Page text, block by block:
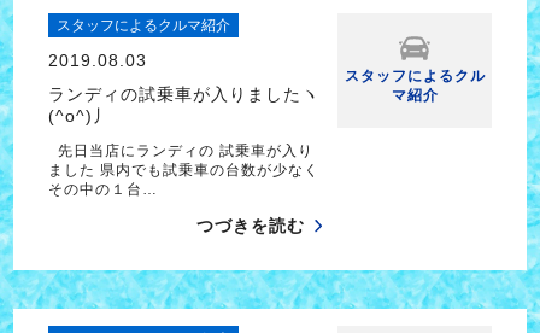
スタッフによるクルマ紹介
2019.08.03
ランディの試乗車が入りましたヽ
(^o^)丿
先日当店にランディの 試乗車が入り
ました 県内でも試乗車の台数が少なく
その中の１台…
つづきを読む
スタッフによるクル
マ紹介